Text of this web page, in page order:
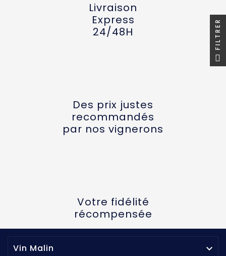
Livraison
Express
24/48H
Des prix justes
recommandés
par nos vignerons
Votre fidélité
récompensée
Vin Malin 
FILTRER